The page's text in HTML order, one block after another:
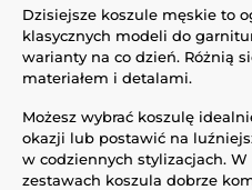
Dzisiejsze koszule męskie to
klasycznych modeli do
warianty na co dzień. Różnią
materiałem i detalami.
Możesz wybrać koszulę
okazji lub postawić na
w codziennych stylizacjach.
zestawach koszula dobrze